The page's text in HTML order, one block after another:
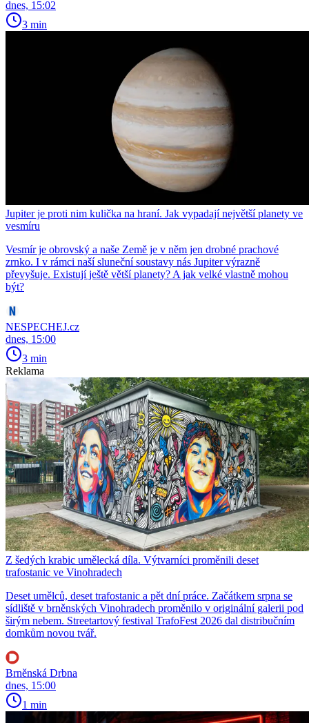
dnes, 15:02
3 min
Jupiter je proti nim kulička na hraní. Jak vypadají největší planety ve
vesmíru
Vesmír je obrovský a naše Země je v něm jen drobné prachové
zrnko. I v rámci naší sluneční soustavy nás Jupiter výrazně
převyšuje. Existují ještě větší planety? A jak velké vlastně mohou
být?
NESPECHEJ.cz
dnes, 15:00
3 min
Reklama
Z šedých krabic umělecká díla. Výtvarníci proměnili deset
trafostanic ve Vinohradech
Deset umělců, deset trafostanic a pět dní práce. Začátkem srpna se
sídliště v brněnských Vinohradech proměnilo v originální galerii pod
širým nebem. Streetartový festival TrafoFest 2026 dal distribučním
domkům novou tvář.
Brněnská Drbna
dnes, 15:00
1 min